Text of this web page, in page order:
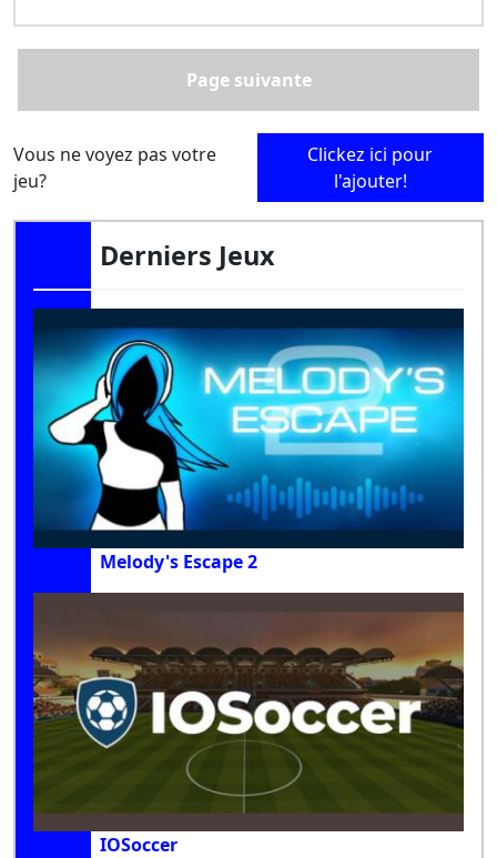
Page suivante
Vous ne voyez pas votre
jeu?
Clickez ici pour
l'ajouter!
Derniers Jeux
Melody's Escape 2
IOSoccer